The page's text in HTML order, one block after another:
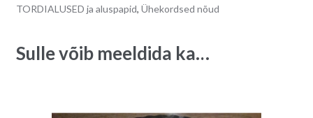
TORDIALUSED ja aluspapid, Ühekordsed nõud
Sulle võib meeldida ka…